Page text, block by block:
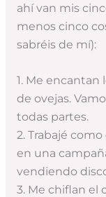
ahí van mis
menos cinco
sabréis de mí):
1. Me encantan
de ovejas.
todas partes.
2. Trabajé
en una
vendiendo
3. Me chiflan el